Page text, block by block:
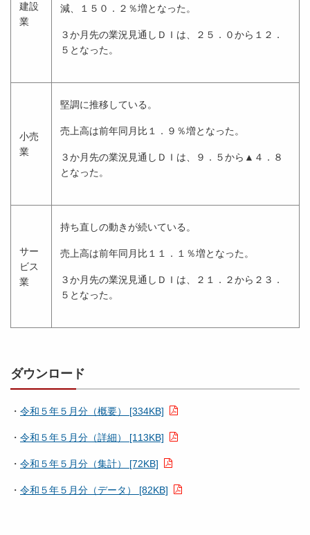
建設
業
減、１５０．２％増となった。
３か月先の業況見通しＤＩは、２５．０から１２．
５となった。
小売
業
堅調に推移している。
売上高は前年同月比１．９％増となった。
３か月先の業況見通しＤＩは、９．５から▲４．８
となった。
サー
ビス
業
持ち直しの動きが続いている。
売上高は前年同月比１１．１％増となった。
３か月先の業況見通しＤＩは、２１．２から２３．
５となった。
ダウンロード
・ 令和５年５月分（概要） [334KB]
・ 令和５年５月分（詳細） [113KB]
・ 令和５年５月分（集計） [72KB]
・ 令和５年５月分（データ） [82KB]